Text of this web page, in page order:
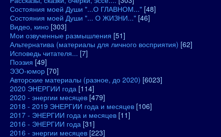
Состояния моей Души "...О ГЛАВНОМ..." [48]
Состояния моей Души "... О ЖИЗНИ..." [46]
Видео, кино [303]
Мои озвученные размышления [51]
Альтернатива (материалы для личного восприятия) [62]
Исповедь читателя... [7]
Поэзия [49]
ЭЗО-юмор [70]
Авторские материалы (разное, до 2020) [6023]
2020 ЭНЕРГИИ года [114]
2020 - энергии месяцев [479]
2018 - 2019 ЭНЕРГИИ года и месяцев [106]
2017 - ЭНЕРГИИ года и месяцев [11]
2016 - ЭНЕРГИИ года [31]
2016 - энергии месяцев [223]